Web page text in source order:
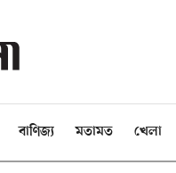
বাণিজ্য মতামত খেলা